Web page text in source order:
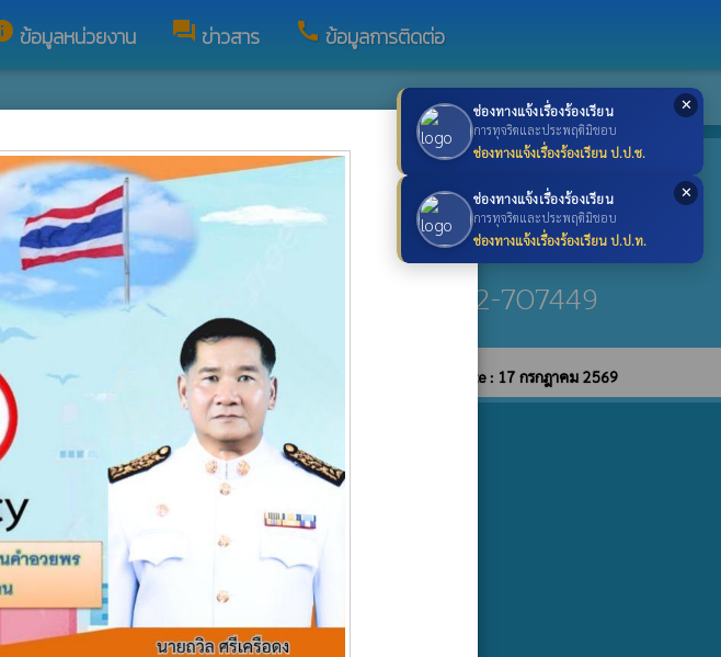
✕
ช่องทางแจ้งเรื่องร้องเรียน
การทุจริตและประพฤติมิชอบ
ช่องทางแจ้งเรื่องร้องเรียน ป.ป.ช.
✕
ช่องทางแจ้งเรื่องร้องเรียน
การทุจริตและประพฤติมิชอบ
ช่องทางแจ้งเรื่องร้องเรียน ป.ป.ท.
ข้อมูลหน่วยงาน forum ข่าวสาร call ข้อมูลการติดต่อ
เมลกลาง) :saraban@pasook.go.th
อีเมลกลาง : saraban@pasook.go.th
โทรศัพท์ : 042-707450 โทรสาร : 042-707449
public นโยบายเว็บไซต์ นโยบายการคุ้มครองข้อมูลส่วนบุคคล update : 17 กรกฎาคม 2569
×